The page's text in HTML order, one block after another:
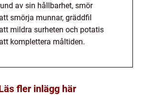
av sin hållbarhet, smör
smörja munnar, gräddfil
mildra surheten och potatis
komplettera måltiden.
fler inlägg här